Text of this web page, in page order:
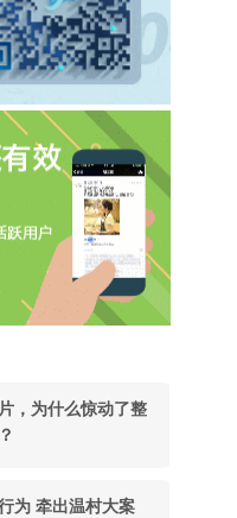
，为什么惊动了整
为 牵出温村大案